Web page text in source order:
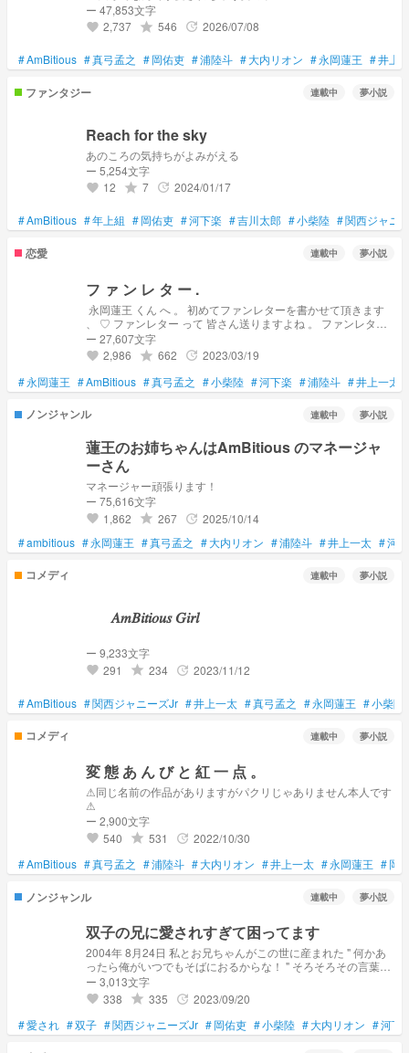
ー 47,853文字
favorite 2,737 grade 546 update 2026/07/08
#AmBitious #真弓孟之 #岡佑吏 #浦陸斗 #大内リオン #永岡蓮王 #井上
ファンタジー 連載中 夢小説
Reach for the sky
あのころの気持ちがよみがえる
ー 5,254文字
favorite 12 grade 7 update 2024/01/17
#AmBitious #年上組 #岡佑吏 #河下楽 #吉川太郎 #小柴陸 #関西ジャニ
恋愛 連載中 夢小説
フ ァ ン レ タ ー .
ー 27,607文字
favorite 2,986 grade 662 update 2023/03/19
#永岡蓮王 #AmBitious #真弓孟之 #小柴陸 #河下楽 #浦陸斗 #井上一太
ノンジャンル 連載中 夢小説
蓮王のお姉ちゃんはAmBitious のマネージャ
ーさん
マネージャー頑張ります！
ー 75,616文字
favorite 1,862 grade 267 update 2025/10/14
#ambitious #永岡蓮王 #真弓孟之 #大内リオン #浦陸斗 #井上一太 #河
コメディ 連載中 夢小説
⠀⠀ 𝐴𝑚𝐵𝑖𝑡𝑖𝑜𝑢𝑠 𝐺𝑖𝑟𝑙
ー 9,233文字
favorite 291 grade 234 update 2023/11/12
#AmBitious #関西ジャニーズJr #井上一太 #真弓孟之 #永岡蓮王 #小柴陸
コメディ 連載中 夢小説
変 態 あ ん び と 紅 一 点 。
⚠︎同じ名前の作品がありますがパクリじゃありません本人です
⚠︎
ー 2,900文字
favorite 540 grade 531 update 2022/10/30
#AmBitious #真弓孟之 #浦陸斗 #大内リオン #井上一太 #永岡蓮王 #岡
ノンジャンル 連載中 夢小説
双子の兄に愛されすぎて困ってます
2004年 8月24日 私とお兄ちゃんがこの世に産まれた " 何かあ
ったら俺がいつでもそばにおるからな！ " そろそろその言葉に
甘えなくても 自分で頑張れるよ
ー 3,013文字
favorite 338 grade 335 update 2023/09/20
#愛され #双子 #関西ジャニーズJr #岡佑吏 #小柴陸 #大内リオン #河下